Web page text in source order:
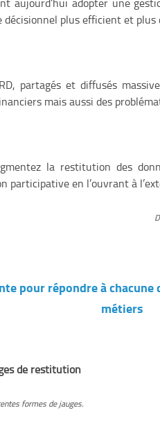
plus efficient et plus
partagés et diffusés
mais aussi des
la restitution des
participative en l’ouvrant à
pour répondre à
métiers
formes de jauges.